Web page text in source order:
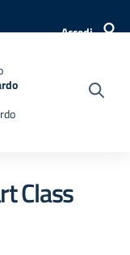
Accedi
Class